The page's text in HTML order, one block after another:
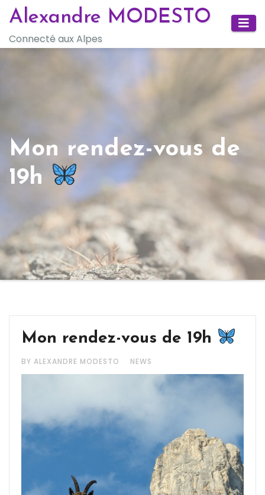
Skip
content
Alexandre MODESTO
Connecté aux Alpes
Mon rendez-vous de
19h
Mon rendez-vous de 19h
BY ALEXANDRE MODESTO NEWS